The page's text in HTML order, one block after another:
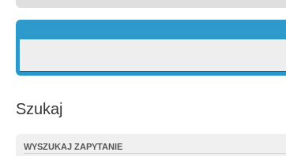
Szukaj
WYSZUKAJ ZAPYTANIE